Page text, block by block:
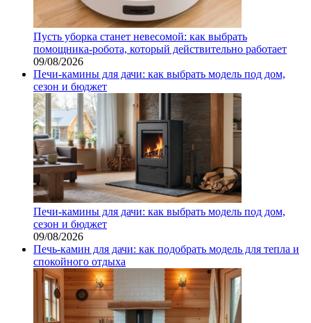
Пусть уборка станет невесомой: как выбрать
помощника‑робота, который действительно работает
09/08/2026
Печи-камины для дачи: как выбрать модель под дом,
сезон и бюджет
Печи-камины для дачи: как выбрать модель под дом,
сезон и бюджет
09/08/2026
Печь-камин для дачи: как подобрать модель для тепла и
спокойного отдыха